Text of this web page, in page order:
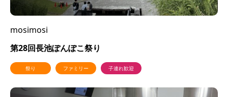
mosimosi
第28回長池ぽんぽこ祭り
祭り ファミリー 子連れ歓迎